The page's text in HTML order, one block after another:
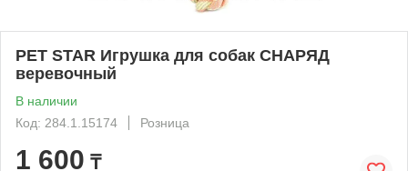
PET STAR Игрушка для собак СНАРЯД
веревочный
В наличии
Код: 284.1.15174
Розница
1 600 ₸